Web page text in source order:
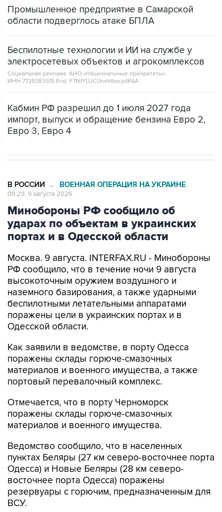
Промышленное предприятие в Самарской
области подверглось атаке БПЛА
Беспилотные технологии и ИИ на службе у
электросетевых объектов и агрокомплексов
Социальная реклама, АНО «Национальные приоритеты».
ИНН 7725383515 Erid: F7NfYUJCUneVdwcydK6A
Кабмин РФ разрешил до 1 июля 2027 года
импорт, выпуск и обращение бензина Евро 2,
Евро 3, Евро 4
В РОССИИ → ВОЕННАЯ ОПЕРАЦИЯ НА УКРАИНЕ
09:29, 9 августа 2026
Минобороны РФ сообщило об
ударах по объектам в украинских
портах и в Одесской области
Москва. 9 августа. INTERFAX.RU - Минобороны
РФ сообщило, что в течение ночи 9 августа
высокоточным оружием воздушного и
наземного базирования, а также ударными
беспилотными летательными аппаратами
поражены цели в украинских портах и в
Одесской области.
Как заявили в ведомстве, в порту Одесса
поражены склады горюче-смазочных
материалов и военного имущества, а также
портовый перевалочный комплекс.
Отмечается, что в порту Черноморск
поражены склады горюче-смазочных
материалов и военного имущества.
Ведомство сообщило, что в населенных
пунктах Беляры (27 км северо-восточнее порта
Одесса) и Новые Беляры (28 км северо-
восточнее порта Одесса) поражены
резервуары с горючим, предназначенным для
ВСУ.